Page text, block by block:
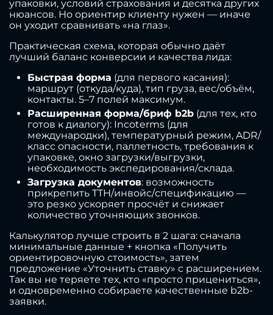
упаковки, условий страхования и десятка других
нюансов. Но ориентир клиенту нужен — иначе
он уходит сравнивать «на глаз».
Практическая схема, которая обычно даёт
лучший баланс конверсии и качества лида:
Быстрая форма (для первого касания):
маршрут (откуда/куда), тип груза, вес/объём,
контакты. 5–7 полей максимум.
Расширенная форма/бриф b2b (для тех, кто
готов к диалогу): Incoterms (для
международки), температурный режим, ADR/
класс опасности, паллетность, требования к
упаковке, окно загрузки/выгрузки,
необходимость экспедирования/склада.
Загрузка документов: возможность
прикрепить ТТН/инвойс/спецификацию —
это резко ускоряет просчёт и снижает
количество уточняющих звонков.
Калькулятор лучше строить в 2 шага: сначала
минимальные данные + кнопка «Получить
ориентировочную стоимость», затем
предложение «Уточнить ставку» с расширением.
Так вы не теряете тех, кто «просто прицениться»,
и одновременно собираете качественные b2b-
заявки.